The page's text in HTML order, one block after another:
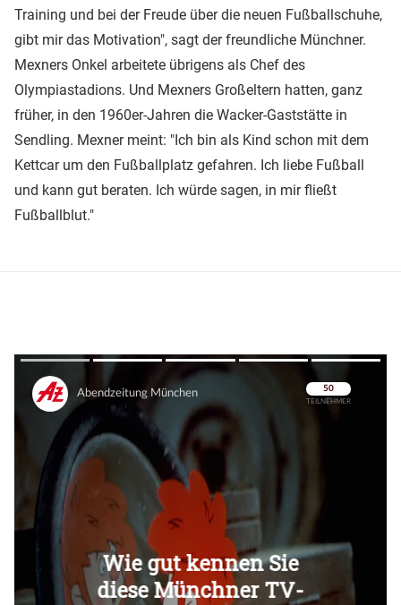
Training und bei der Freude über die neuen Fußballschuhe,
gibt mir das Motivation", sagt der freundliche Münchner.
Mexners Onkel arbeitete übrigens als Chef des
Olympiastadions. Und Mexners Großeltern hatten, ganz
früher, in den 1960er-Jahren die Wacker-Gaststätte in
Sendling. Mexner meint: "Ich bin als Kind schon mit dem
Kettcar um den Fußballplatz gefahren. Ich liebe Fußball
und kann gut beraten. Ich würde sagen, in mir fließt
Fußballblut."
Überspringen
Überspringen